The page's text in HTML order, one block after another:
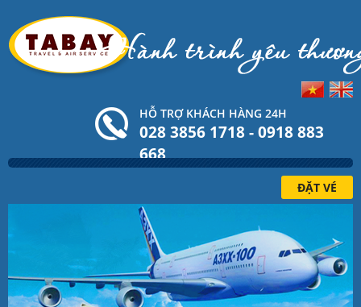
HỖ TRỢ KHÁCH HÀNG 24H
028 3856 1718 - 0918 883
668
ĐẶT VÉ